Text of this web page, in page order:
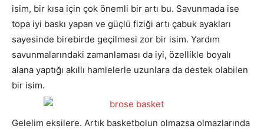
isim, bir kısa için çok önemli bir artı bu. Savunmada ise
topa iyi baskı yapan ve güçlü fiziği artı çabuk ayakları
sayesinde birebirde geçilmesi zor bir isim. Yardım
savunmalarındaki zamanlaması da iyi, özellikle boyalı
alana yaptığı akıllı hamlelerle uzunlara da destek olabilen
bir isim.
Gelelim eksilere. Artık basketbolun olmazsa olmazlarında